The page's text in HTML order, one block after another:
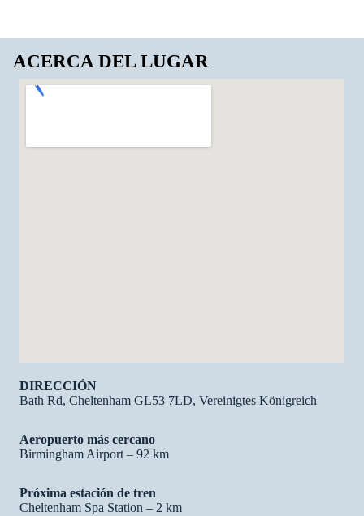
ACERCA DEL LUGAR
DIRECCIÓN
Bath Rd, Cheltenham GL53 7LD, Vereinigtes Königreich
Aeropuerto más cercano
Birmingham Airport – 92 km
Próxima estación de tren
Cheltenham Spa Station – 2 km